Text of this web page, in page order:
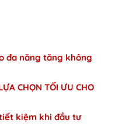
đa năng tăng không
CHỌN TỐI ƯU CHO
kiệm khi đầu tư